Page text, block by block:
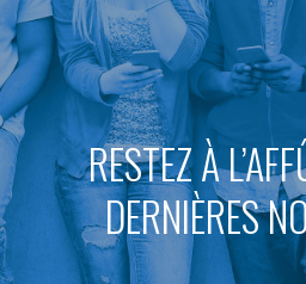
RESTEZ À
DERNIÈRES